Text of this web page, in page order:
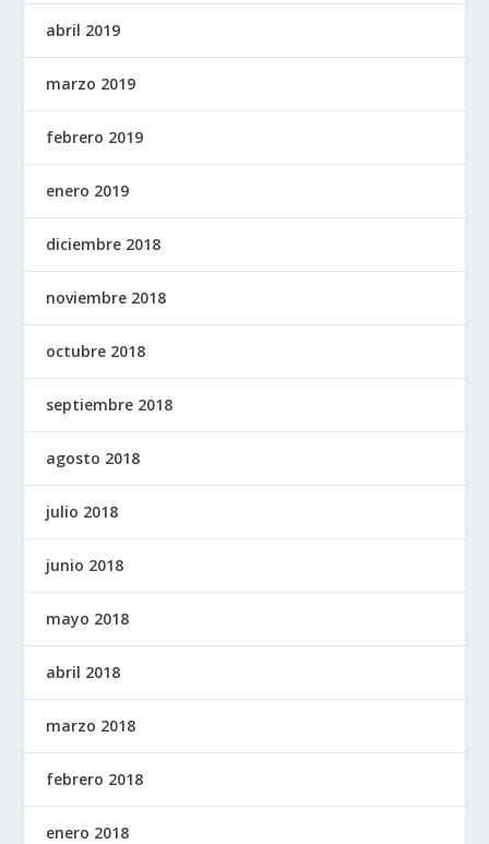
abril 2019
marzo 2019
febrero 2019
enero 2019
diciembre 2018
noviembre 2018
octubre 2018
septiembre 2018
agosto 2018
julio 2018
junio 2018
mayo 2018
abril 2018
marzo 2018
febrero 2018
enero 2018